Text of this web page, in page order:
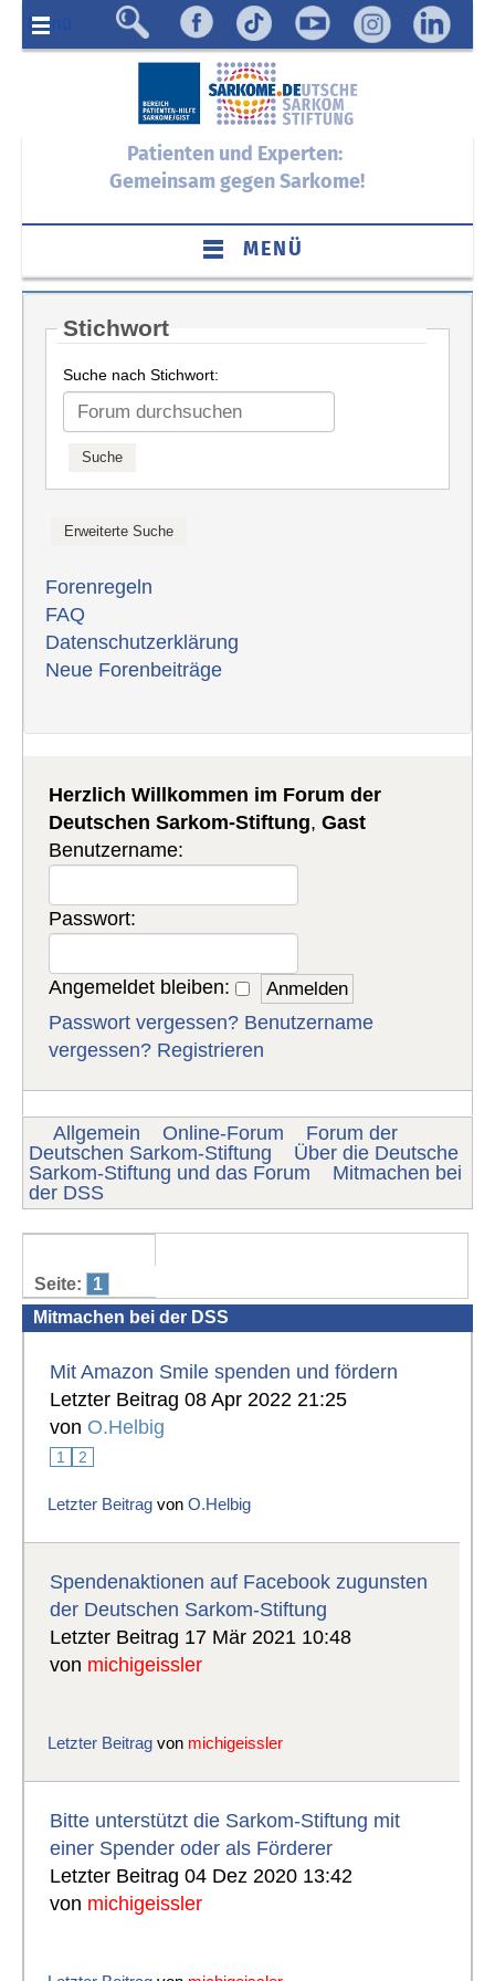
Menü
Patienten und Experten:
Gemeinsam gegen Sarkome!
MENÜ
Stichwort
Suche nach Stichwort:
Forenregeln
FAQ
Datenschutzerklärung
Neue Forenbeiträge
Herzlich Willkommen im Forum der
Deutschen Sarkom-Stiftung,Gast
Benutzername:
Passwort:
Angemeldet bleiben:
Passwort vergessen? Benutzername
vergessen? Registrieren
Allgemein Online-Forum
Forum der
Deutschen Sarkom-Stiftung
Über die Deutsche
Sarkom-Stiftung und das Forum
Mitmachen bei
der DSS
Seite:
1
Mitmachen bei der DSS
Mit Amazon Smile spenden und fördern
Letzter Beitrag 08 Apr 2022 21:25
von O.Helbig
1 2
Letzter Beitrag vonO.Helbig
Spendenaktionen auf Facebook zugunsten
der Deutschen Sarkom-Stiftung
Letzter Beitrag 17 Mär 2021 10:48
von michigeissler
Letzter Beitrag von michigeissler
Bitte unterstützt die Sarkom-Stiftung mit
einer Spender oder als Förderer
Letzter Beitrag 04 Dez 2020 13:42
von michigeissler